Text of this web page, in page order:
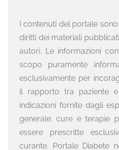
I contenuti del portale
diritti dei materiali
autori. Le informazioni
scopo puramente
esclusivamente per
il rapporto tra paziente
indicazioni fornite dagli
generale: cure e terapie
essere prescritte
curante. Portale Diabete